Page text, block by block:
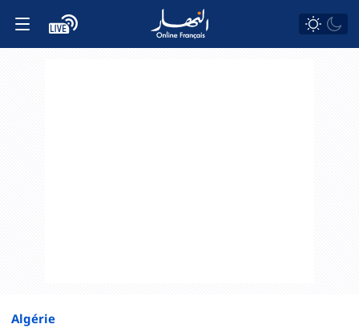
Algérie